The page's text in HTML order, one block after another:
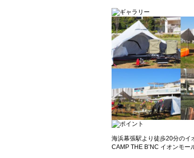
海浜幕張駅より徒歩20分のイ
CAMP THE B’NC イオンモー